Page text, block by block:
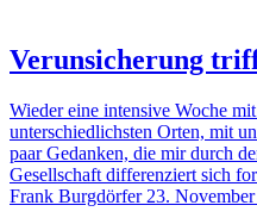
Verunsicherung
Wieder eine intensive Woche
unterschiedlichsten Orten, mit
paar Gedanken, die mir durch
Gesellschaft differenziert sich
Frank Burgdörfer 23.